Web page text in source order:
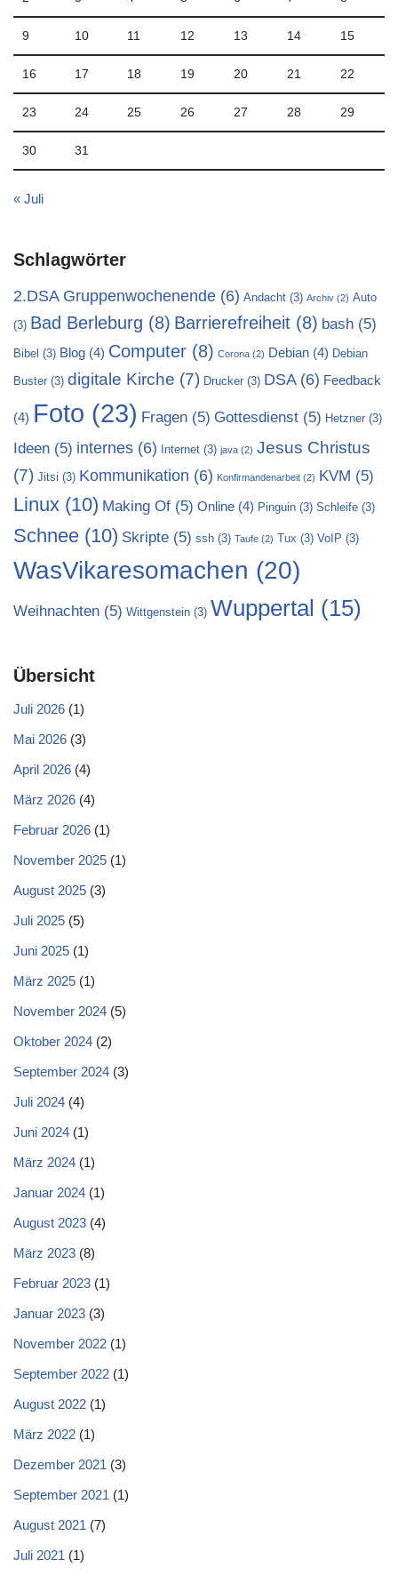
9 10 11 12 13 14 15
16 17 18 19 20 21 22
23 24 25 26 27 28 29
30 31
« Juli
Schlagwörter
2.DSA Gruppenwochenende (6) Andacht (3) Archiv (2) Auto
(3) Bad Berleburg (8) Barrierefreiheit (8) bash (5)
Bibel (3) Blog (4) Computer (8) Corona (2) Debian (4) Debian
Buster (3) digitale Kirche (7) Drucker (3) DSA(6) Feedback
(4) Foto (23) Fragen (5) Gottesdienst (5) Hetzner (3)
Ideen (5) internes (6) Internet (3) java (2) Jesus Christus
(7) Jitsi (3) Kommunikation (6) Konfirmandenarbeit (2) KVM (5)
Linux (10) Making Of (5) Online (4) Pinguin (3) Schleife (3)
Schnee (10) Skripte (5) ssh (3) Taufe (2) Tux (3) VoIP (3)
WasVikaresomachen (20)
Weihnachten (5) Wittgenstein (3) Wuppertal (15)
Übersicht
Juli 2026 (1)
Mai 2026 (3)
April 2026 (4)
März 2026 (4)
Februar 2026 (1)
November 2025 (1)
August 2025 (3)
Juli 2025 (5)
Juni 2025 (1)
März 2025 (1)
November 2024 (5)
Oktober 2024 (2)
September 2024 (3)
Juli 2024 (4)
Juni 2024 (1)
März 2024 (1)
Januar 2024 (1)
August 2023 (4)
März 2023 (8)
Februar 2023 (1)
Januar 2023 (3)
November 2022 (1)
September 2022 (1)
August 2022 (1)
März 2022 (1)
Dezember 2021 (3)
September 2021 (1)
August 2021 (7)
Juli 2021 (1)